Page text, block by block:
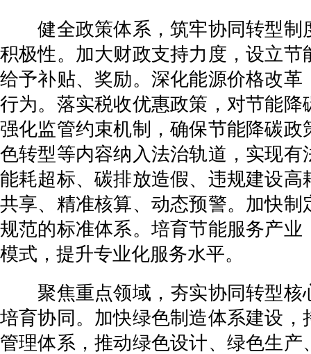
健全政策体系，筑牢协同转型制
积极性。加大财政支持力度，设立
给予补贴、奖励。深化能源价格改
行为。落实税收优惠政策，对节能
强化监管约束机制，确保节能降碳
色转型等内容纳入法治轨道，实现
能耗超标、碳排放造假、违规建设
共享、精准核算、动态预警。加快
规范的标准体系。培育节能服务产
模式，提升专业化服务水平。
聚焦重点领域，夯实协同转型核
培育协同。加快绿色制造体系建设
管理体系，推动绿色设计、绿色生